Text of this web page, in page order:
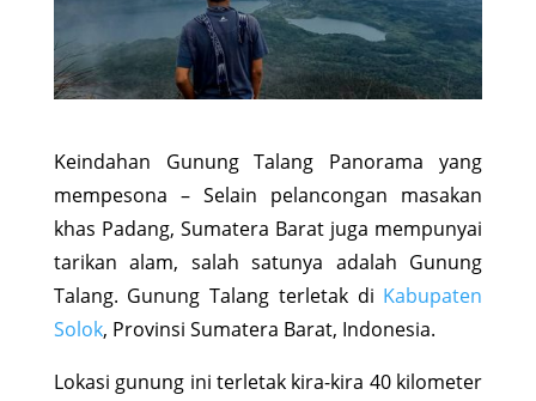
Keindahan Gunung Talang Panorama yang
mempesona – Selain pelancongan masakan
khas Padang, Sumatera Barat juga mempunyai
tarikan alam, salah satunya adalah Gunung
Talang. Gunung Talang terletak di Kabupaten
Solok, Provinsi Sumatera Barat, Indonesia.
Lokasi gunung ini terletak kira-kira 40 kilometer